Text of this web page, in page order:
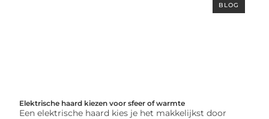
BLOG
Elektrische haard kiezen voor sfeer of warmte
Een elektrische haard kies je het makkelijkst door